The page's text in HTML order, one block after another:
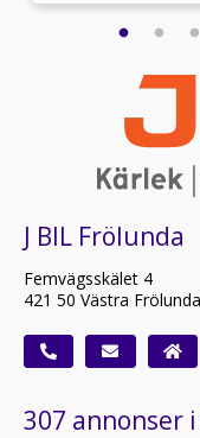
J BIL Frölunda
Femvägsskälet 4
421 50 Västra Frölunda
307 annonser